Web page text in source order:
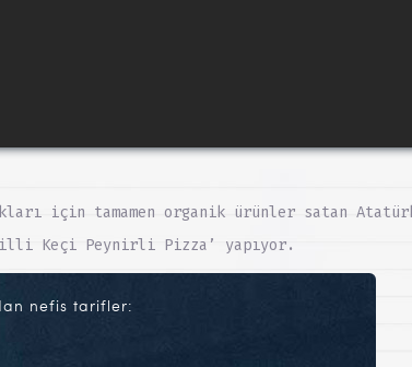
için tamamen organik ürünler satan
Keçi Peynirli Pizza’ yapıyor.
nefis tarifler: